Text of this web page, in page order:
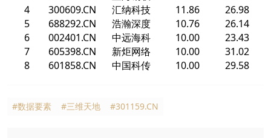
4
300609.CN 汇纳科技 11.86
26.98
5
688292.CN 浩瀚深度 10.76
26.14
6
002401.CN 中远海科 10.00
23.43
7
605398.CN 新炬网络 10.00
31.02
8
601858.CN 中国科传 10.00 29.58
#数据要素 #三维天地 #301159.CN